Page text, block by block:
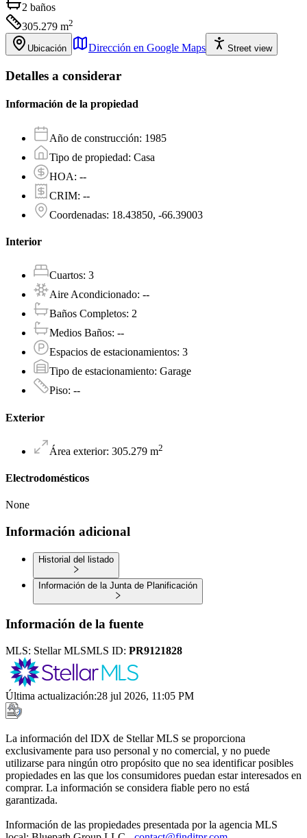
2 baños
305.279 m2
Ubicación Dirección en Google Maps Street view
Detalles a considerar
Información de la propiedad
Año de construcción: 1985
Tipo de propiedad: Casa
HOA: --
CRIM: --
Coordenadas: 18.43850, -66.39003
Interior
Cuartos: 3
Aire Acondicionado: --
Baños Completos: 2
Medios Baños: --
Espacios de estacionamientos: 3
Tipo de estacionamiento: Garage
Piso: --
Exterior
Área exterior: 305.279 m2
Electrodomésticos
None
Información adicional
Historial del listado
Información de la Junta de Planificación
Información de la fuente
MLS: Stellar MLSMLS ID: PR9121828
Última actualización:28 jul 2026, 11:05 PM
La información del IDX de Stellar MLS se proporciona
exclusivamente para uso personal y no comercial, y no puede
utilizarse para ningún otro propósito que no sea identificar posibles
propiedades en las que los consumidores puedan estar interesados en
comprar. La información se considera fiable pero no está
garantizada.
Información de las propiedades presentada por la agencia MLS